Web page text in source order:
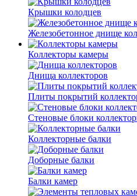
Крышки колодцев
Железобетонное днище
Коллекторы камеры
Днища коллекторов
Плиты покрытий
Стеновые блоки
Коллекторные балки
Доборные балки
Балки камер